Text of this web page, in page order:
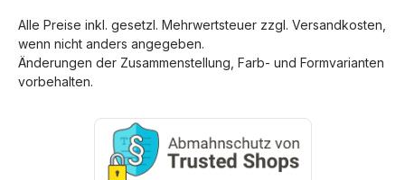
Alle Preise inkl. gesetzl. Mehrwertsteuer zzgl. Versandkosten
wenn nicht anders angegeben.
Änderungen der Zusammenstellung, Farb- und Formvarianten
vorbehalten.